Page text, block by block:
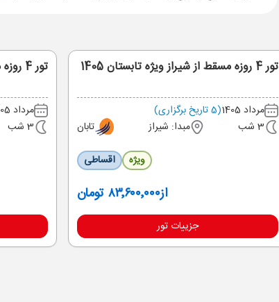
تور 4 روزه مسقط از شیراز ویژه تابستان 1405
مرداد 1405
(5 تاریخ برگزاری)
3 شب
مبدا: شیراز
تابان
ویژه
اقساطی
از۸۳٬۶۰۰٬۰۰۰ تومان
جزییات تور
تور 4 روزه مسقط از شیراز ویژه مرداد
مرداد 1405
3 شب